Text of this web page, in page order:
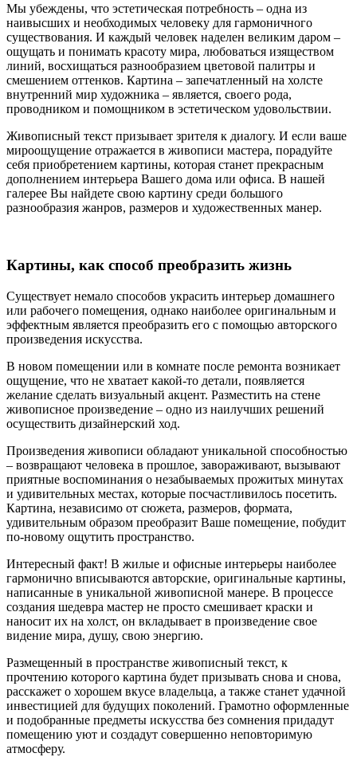
Мы убеждены, что эстетическая потребность – одна из
наивысших и необходимых человеку для гармоничного
существования. И каждый человек наделен великим даром –
ощущать и понимать красоту мира, любоваться изяществом
линий, восхищаться разнообразием цветовой палитры и
смешением оттенков. Картина – запечатленный на холсте
внутренний мир художника – является, своего рода,
проводником и помощником в эстетическом удовольствии.
Живописный текст призывает зрителя к диалогу. И если ваше
мироощущение отражается в живописи мастера, порадуйте
себя приобретением картины, которая станет прекрасным
дополнением интерьера Вашего дома или офиса. В нашей
галерее Вы найдете свою картину среди большого
разнообразия жанров, размеров и художественных манер.
Картины, как способ преобразить жизнь
Существует немало способов украсить интерьер домашнего
или рабочего помещения, однако наиболее оригинальным и
эффектным является преобразить его с помощью авторского
произведения искусства.
В новом помещении или в комнате после ремонта возникает
ощущение, что не хватает какой-то детали, появляется
желание сделать визуальный акцент. Разместить на стене
живописное произведение – одно из наилучших решений
осуществить дизайнерский ход.
Произведения живописи обладают уникальной способностью
– возвращают человека в прошлое, завораживают, вызывают
приятные воспоминания о незабываемых прожитых минутах
и удивительных местах, которые посчастливилось посетить.
Картина, независимо от сюжета, размеров, формата,
удивительным образом преобразит Ваше помещение, побудит
по-новому ощутить пространство.
Интересный факт! В жилые и офисные интерьеры наиболее
гармонично вписываются авторские, оригинальные картины,
написанные в уникальной живописной манере. В процессе
создания шедевра мастер не просто смешивает краски и
наносит их на холст, он вкладывает в произведение свое
видение мира, душу, свою энергию.
Размещенный в пространстве живописный текст, к
прочтению которого картина будет призывать снова и снова,
расскажет о хорошем вкусе владельца, а также станет удачной
инвестицией для будущих поколений. Грамотно оформленные
и подобранные предметы искусства без сомнения придадут
помещению уют и создадут совершенно неповторимую
атмосферу.